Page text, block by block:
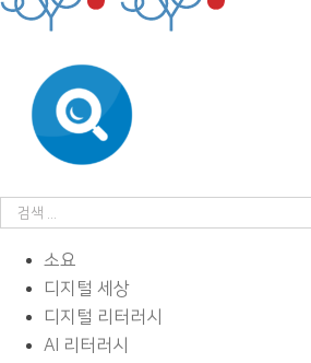
소요
디지털 세상
디지털 리터러시
AI 리터러시